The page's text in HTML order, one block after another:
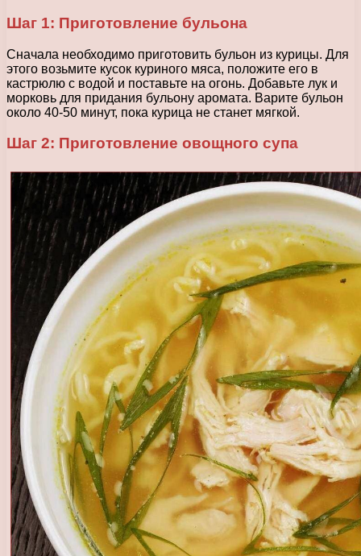
Шаг 1: Приготовление бульона
Сначала необходимо приготовить бульон из курицы. Для
этого возьмите кусок куриного мяса, положите его в
кастрюлю с водой и поставьте на огонь. Добавьте лук и
морковь для придания бульону аромата. Варите бульон
около 40-50 минут, пока курица не станет мягкой.
Шаг 2: Приготовление овощного супа